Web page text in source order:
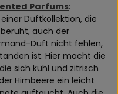
Parfums:
Duftkollektion, die
auch der
Duft nicht fehlen,
ist. Hier macht die
sich kühl und zitrisch
Himbeere ein leicht